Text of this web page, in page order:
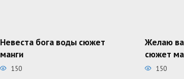
Невеста бога воды сюжет
манги
150
Желаю
сюжет
150